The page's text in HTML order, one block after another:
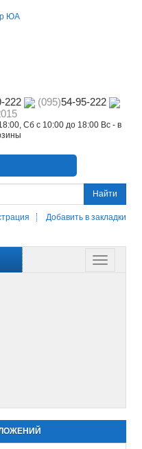
222 (095)54-95-222
Сб с 10:00 до 18:00 Вс - в
Найти
Добавить в закладки